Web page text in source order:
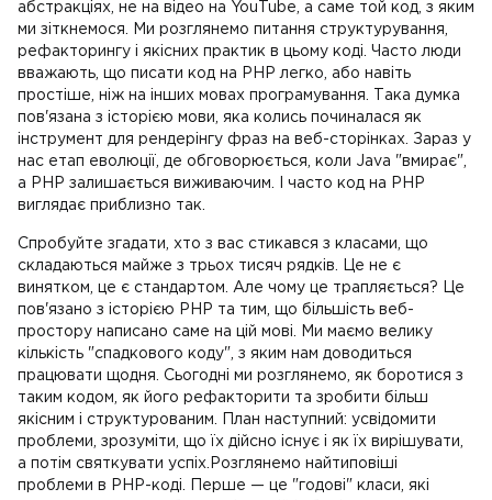
абстракціях, не на відео на YouTube, а саме той код, з яким
ми зіткнемося. Ми розглянемо питання структурування,
рефакторингу і якісних практик в цьому коді. Часто люди
вважають, що писати код на PHP легко, або навіть
простіше, ніж на інших мовах програмування. Така думка
пов'язана з історією мови, яка колись починалася як
інструмент для рендерінгу фраз на веб-сторінках. Зараз у
нас етап еволюції, де обговорюється, коли Java "вмирає",
а PHP залишається виживаючим. І часто код на PHP
виглядає приблизно так.
Спробуйте згадати, хто з вас стикався з класами, що
складаються майже з трьох тисяч рядків. Це не є
винятком, це є стандартом. Але чому це трапляється? Це
пов'язано з історією PHP та тим, що більшість веб-
простору написано саме на цій мові. Ми маємо велику
кількість "спадкового коду", з яким нам доводиться
працювати щодня. Сьогодні ми розглянемо, як боротися з
таким кодом, як його рефакторити та зробити більш
якісним і структурованим. План наступний: усвідомити
проблеми, зрозуміти, що їх дійсно існує і як їх вирішувати,
а потім святкувати успіх.Розглянемо найтиповіші
проблеми в PHP-коді. Перше — це "годові" класи, які